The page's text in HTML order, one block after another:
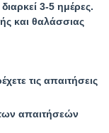
3-5 ημέρες.
και θαλάσσιας
τις απαιτήσεις
απαιτήσεών